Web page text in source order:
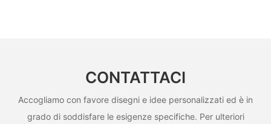
CONTATTACI
Accogliamo con favore disegni e idee personalizzati ed è in
grado di soddisfare le esigenze specifiche. Per ulteriori